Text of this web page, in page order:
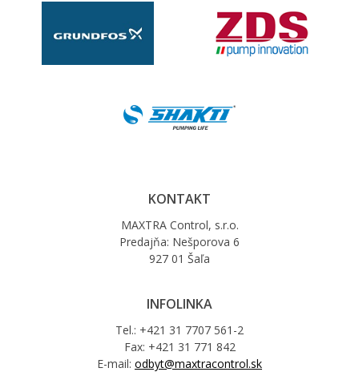
KONTAKT
MAXTRA Control, s.r.o.
Predajňa: Nešporova 6
927 01 Šaľa
INFOLINKA
Tel.: +421 31 7707 561-2
Fax: +421 31 771 842
E-mail: odbyt@maxtracontrol.sk